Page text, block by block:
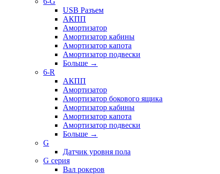
USB Разъем
АКПП
Амортизатор
Амортизатор кабины
Амортизатор капота
Амортизатор подвески
Больше →
6-R
АКПП
Амортизатор
Амортизатор бокового ящика
Амортизатор кабины
Амортизатор капота
Амортизатор подвески
Больше →
G
Датчик уровня пола
G серия
Вал рокеров